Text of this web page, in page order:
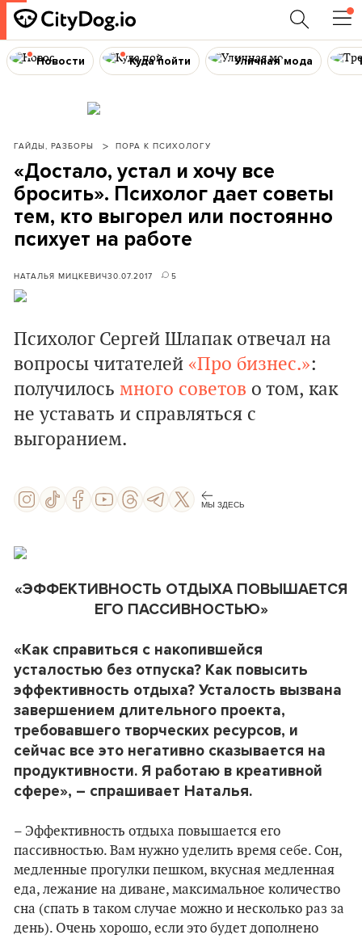
Новости Куда пойти Уличная мода
ГАЙДЫ, РАЗБОРЫ ПОРА К ПСИХОЛОГУ
«Достало, устал и хочу все
бросить». Психолог дает советы
тем, кто выгорел или постоянно
психует на работе
НАТАЛЬЯ МИЦКЕВИЧ30.07.2017 5
Психолог Сергей Шлапак отвечал на
вопросы читателей «Про бизнес.»:
получилось много советов о том, как
не уставать и справляться с
выгоранием.
МЫ ЗДЕСЬ
«ЭФФЕКТИВНОСТЬ ОТДЫХА ПОВЫШАЕТСЯ
ЕГО ПАССИВНОСТЬЮ»
«Как справиться с накопившейся
усталостью без отпуска? Как повысить
эффективность отдыха? Усталость вызвана
завершением длительного проекта,
требовавшего творческих ресурсов, и
сейчас все это негативно сказывается на
продуктивности. Я работаю в креативной
сфере», – спрашивает Наталья.
– Эффективность отдыха повышается его
пассивностью. Вам нужно уделить время себе. Сон,
медленные прогулки пешком, вкусная медленная
еда, лежание на диване, максимальное количество
сна (спать в таком случае можно и несколько раз за
день). Очень хорошо, если это будет дополнено